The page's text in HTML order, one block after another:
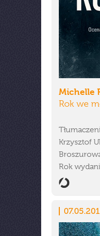
Michelle
Rok we
Krzysztof
Rok